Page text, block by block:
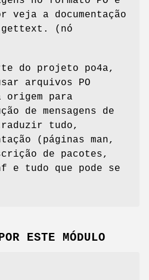
veja a documentação
gettext. (nó
do projeto po4a,
arquivos PO
origem para
de mensagens de
tudo,
(páginas man,
de pacotes,
e tudo que pode se
ESTE MÓDULO